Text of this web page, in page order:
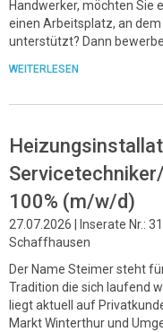
Handwerker, möchten Sie
einen Arbeitsplatz, an
unterstützt? Dann
WEITERLESEN
100% (m/w/d)
27.07.2026 | Inserate Nr.:
Schaffhausen
Der Name Steimer steht
Tradition die sich laufend
liegt aktuell auf
Markt Winterthur und